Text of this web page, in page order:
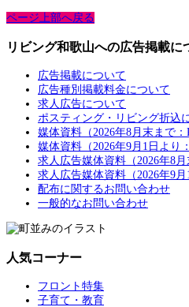
ページ上部へ戻る
リビング和歌山への広告掲載に
広告掲載について
広告種別掲載料金について
求人広告について
ポスティング・リビング折込
媒体資料（2026年8月末まで：
媒体資料（2026年9月1日より：
求人広告媒体資料（2026年8月
求人広告媒体資料（2026年9月
配布に関するお問い合わせ
一般的なお問い合わせ
人気コーナー
フロント特集
子育て・教育